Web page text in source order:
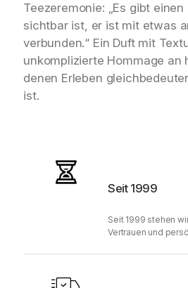
Teezeremonie: „Es gibt
sichtbar ist, er ist mit etwas
verbunden.“ Ein Duft mit
unkomplizierte Hommage an
denen Erleben
ist.
Seit 1999
Seit 1999 stehen
Vertrauen und